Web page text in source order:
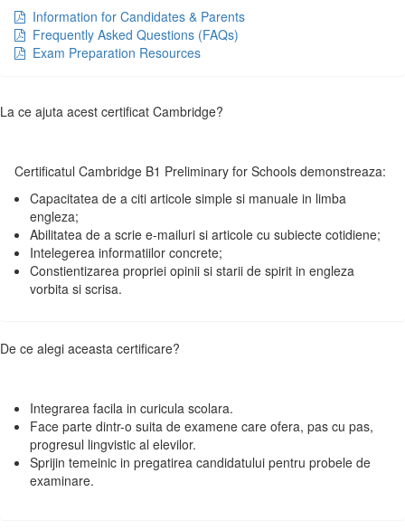
Information for Candidates & Parents
Frequently Asked Questions (FAQs)
Exam Preparation Resources
La ce ajuta acest certificat Cambridge?
Certificatul Cambridge B1 Preliminary for Schools demonstreaza:
Capacitatea de a citi articole simple si manuale in limba
engleza;
Abilitatea de a scrie e-mailuri si articole cu subiecte cotidiene;
Intelegerea informatiilor concrete;
Constientizarea propriei opinii si starii de spirit in engleza
vorbita si scrisa.
De ce alegi aceasta certificare?
Integrarea facila in curicula scolara.
Face parte dintr-o suita de examene care ofera, pas cu pas,
progresul lingvistic al elevilor.
Sprijin temeinic in pregatirea candidatului pentru probele de
examinare.